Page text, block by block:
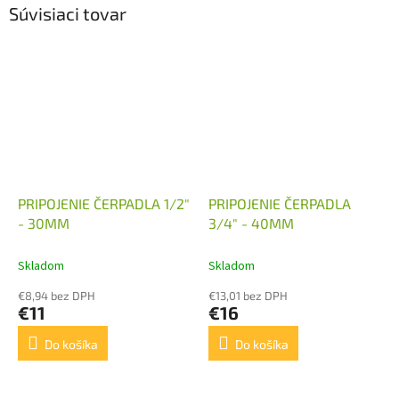
Súvisiaci tovar
PRIPOJENIE ČERPADLA 1/2"
- 30MM
Skladom
€8,94 bez DPH
€11
Do košíka
PRIPOJENIE ČERPADLA
3/4" - 40MM
Skladom
€13,01 bez DPH
€16
Do košíka